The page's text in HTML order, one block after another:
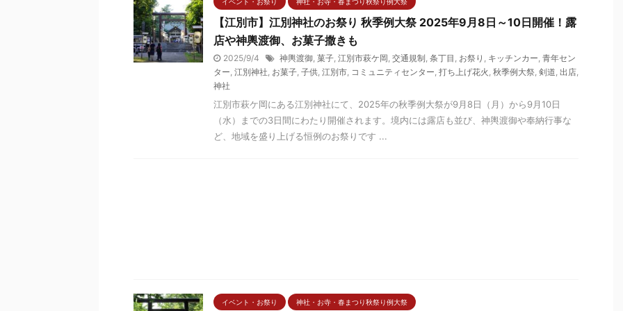
【江別市】江別神社のお祭り 秋季例大祭 2025年9月8日～10日開催！露
店や神輿渡御、お菓子撒きも
2025/9/4 神輿渡御, 菓子, 江別市萩ケ岡, 交通規制, 条丁目 , お祭り , キッチンカー, 青年セン
ター, 江別神社, お菓子, 子供, 江別市, コミュニティセンター, 打ち上げ花火 , 秋季例大祭, 剣道, 出店,
神社
江別市萩ケ岡にある江別神社にて、2025年の秋季例大祭が9月8日（月）から9月10日
（水）までの3日間にわたり開催されます。境内には露店も並び、神輿渡御や奉納行事な
ど、地域を盛り上げる恒例のお祭りです ...
イベント・お祭り 神社・お寺・春まつり秋祭り例大祭